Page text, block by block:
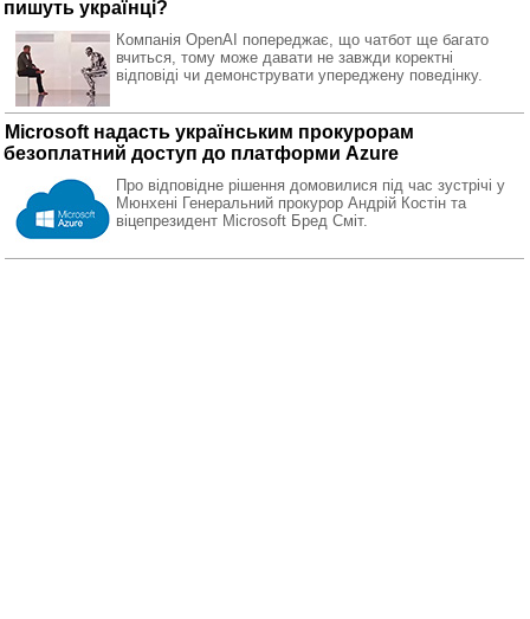
пишуть українці?
Компанія OpenAI попереджає, що чатбот ще багато
вчиться, тому може давати не завжди коректні
відповіді чи демонструвати упереджену поведінку.
Microsoft надасть українським прокурорам
безоплатний доступ до платформи Azure
Про відповідне рішення домовилися під час зустрічі у
Мюнхені Генеральний прокурор Андрій Костін та
віцепрезидент Microsoft Бред Сміт.